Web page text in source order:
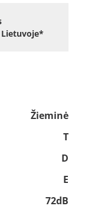
Žieminė
T
D
E
72dB